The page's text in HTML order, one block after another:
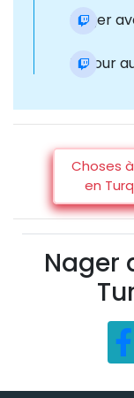
Nager
Retour
Choses
en
Nager